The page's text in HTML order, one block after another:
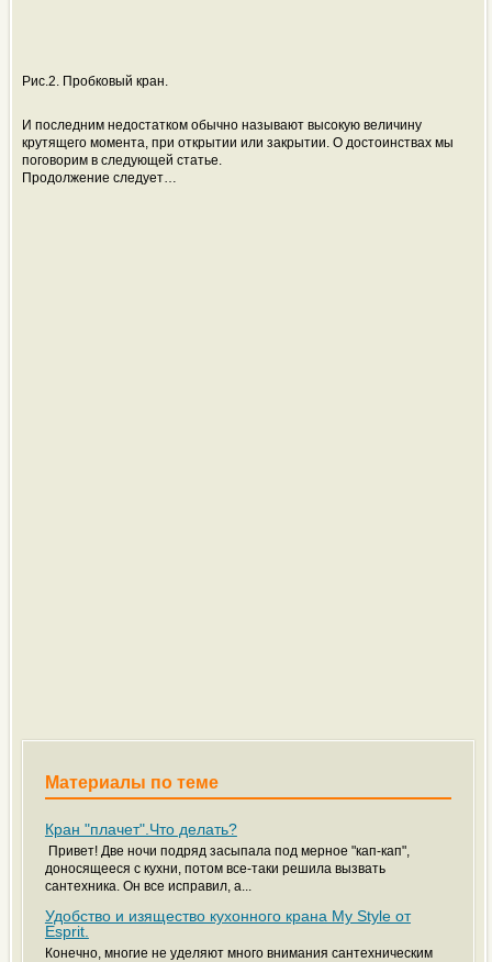
Рис.2. Пробковый кран.
И последним недостатком обычно называют высокую величину
крутящего момента, при открытии или закрытии. О достоинствах мы
поговорим в следующей статье.
Продолжение следует…
Материалы по теме
Кран "плачет".Что делать?
Привет! Две ночи подряд засыпала под мерное "кап-кап",
доносящееся с кухни, потом все-таки решила вызвать
сантехника. Он все исправил, а...
Удобство и изящество кухонного крана My Style от
Esprit.
Конечно, многие не уделяют много внимания сантехническим